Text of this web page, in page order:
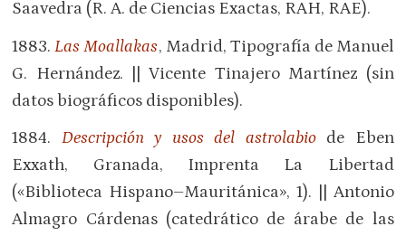
Saavedra (R. A. de Ciencias Exactas, RAH, RAE).
1883.Las Moallakas, Madrid, Tipografía de Manuel
G. Hernández. || Vicente Tinajero Martínez (sin
datos biográficos disponibles).
1884. Descripción y usos del astrolabiode Eben
Exxath, Granada, Imprenta La Libertad
(«Biblioteca Hispano–Mauritánica», 1). || Antonio
Almagro Cárdenas (catedrático de árabe de las